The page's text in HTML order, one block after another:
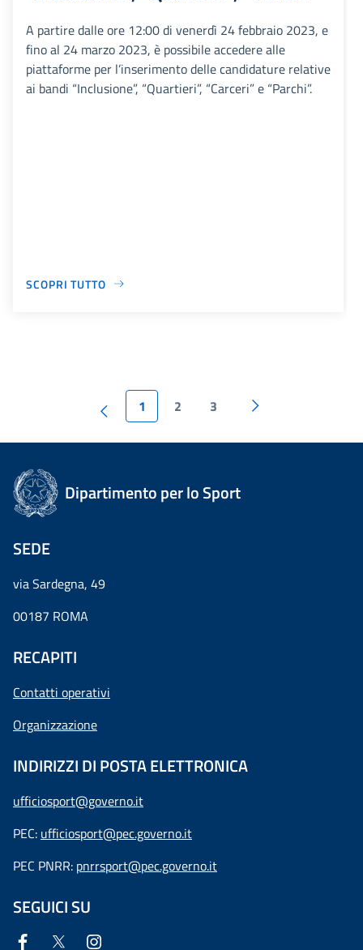
A partire dalle ore 12:00 di venerdì 24 febbraio 2023, e
fino al 24 marzo 2023, è possibile accedere alle
piattaforme per l’inserimento delle candidature relative
ai bandi “Inclusione”, “Quartieri”, “Carceri” e “Parchi”.
SCOPRI TUTTO
1 2 3
Dipartimento per lo Sport
SEDE
via Sardegna, 49
00187 ROMA
RECAPITI
Contatti operativi
Organizzazione
INDIRIZZI DI POSTA ELETTRONICA
ufficiosport@governo.it
PEC: ufficiosport@pec.governo.it
PEC PNRR: pnrrsport@pec.governo.it
SEGUICI SU